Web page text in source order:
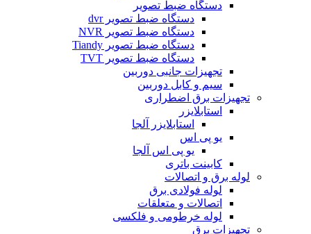
دستگاه ضبط تصویر
دستگاه ضبط تصویر dvr
دستگاه ضبط تصویر NVR
دستگاه ضبط تصویر Tiandy
دستگاه ضبط تصویر TVT
تجهیزات جانبی دوربین
سیم و کابل دوربین
تجهیزات برق اضطراری
استابلایزر
استابلایزر آلجا
یو پی اس
یو پی اس آلجا
کابینت باتری
لوله برق و اتصالات
لوله فولادی برق
اتصالات و متعلقات
لوله خرطومی و فلکسی
تجهیزات برق